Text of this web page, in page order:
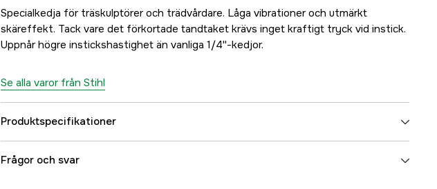
Specialkedja för träskulptörer och trädvårdare. Låga vibrationer och utmärkt
skäreffekt. Tack vare det förkortade tandtaket krävs inget kraftigt tryck vid instick.
Uppnår högre instickshastighet än vanliga 1/4''-kedjor.
Se alla varor från Stihl
Produktspecifikationer
Drivlänkar
Frågor och svar